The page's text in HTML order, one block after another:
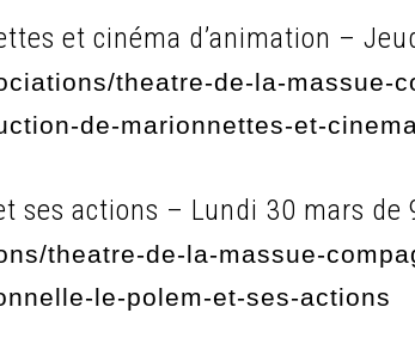
et cinéma d’animation –
theatre-de-la-massue-
de-marionnettes-et-
ses actions – Lundi 30 mars de
theatre-de-la-massue-
le-polem-et-ses-actions